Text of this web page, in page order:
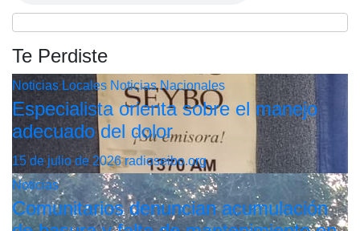
Te Perdiste
Noticias Locales Noticias Nacionales
Especialista orienta sobre el manejo
adecuado del dolor
15 de julio de 2026radioseibo.org
Noticias
Comunitarios denuncian acumulación